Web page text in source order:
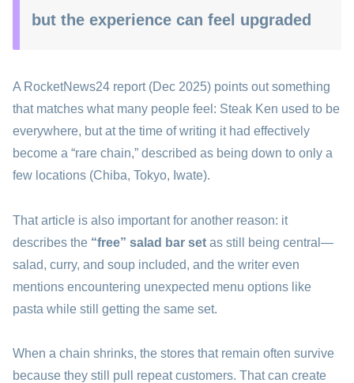
but the experience can feel upgraded
A RocketNews24 report (Dec 2025) points out something
that matches what many people feel: Steak Ken used to be
everywhere, but at the time of writing it had effectively
become a “rare chain,” described as being down to only a
few locations (Chiba, Tokyo, Iwate).
That article is also important for another reason: it
describes the “free” salad bar set as still being central—
salad, curry, and soup included, and the writer even
mentions encountering unexpected menu options like
pasta while still getting the same set.
When a chain shrinks, the stores that remain often survive
because they still pull repeat customers. That can create